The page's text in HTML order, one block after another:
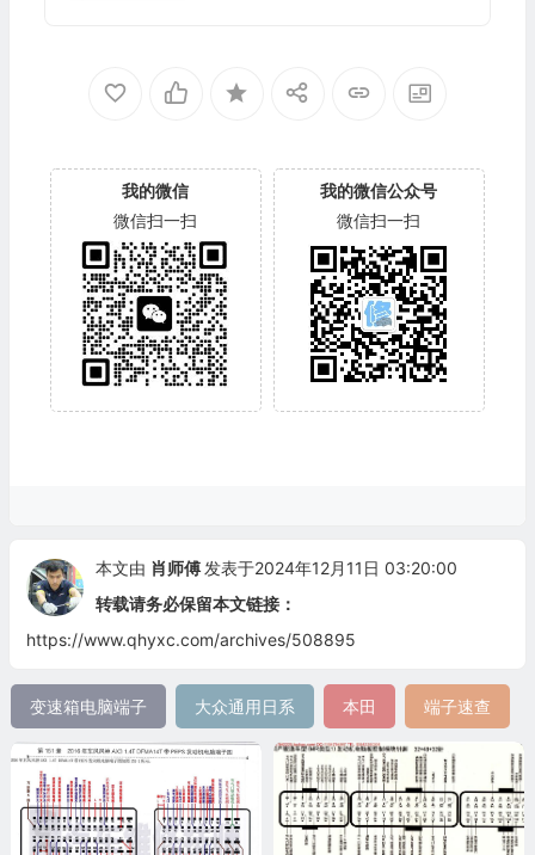
我的微信
微信扫一扫
我的微信公众号
微信扫一扫
本文由 肖师傅 发表于2024年12月11日 03:20:00
转载请务必保留本文链接：
https://www.qhyxc.com/archives/508895
变速箱电脑端子 大众通用日系 本田 端子速查